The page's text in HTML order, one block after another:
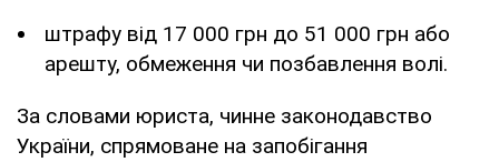
штрафу від 17 000 грн до 51 000 грн або
арешту, обмеження чи позбавлення волі.
За словами юриста, чинне законодавство
України, спрямоване на запобігання